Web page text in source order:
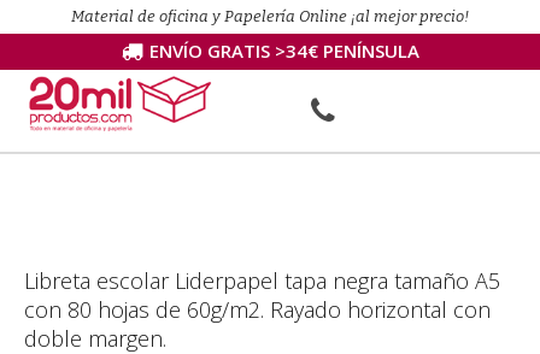
Material de oficina y Papelería Online ¡al mejor precio!
ENVÍO GRATIS >34€ PENÍNSULA
Libreta escolar Liderpapel tapa negra tamaño A5
con 80 hojas de 60g/m2. Rayado horizontal con
doble margen.